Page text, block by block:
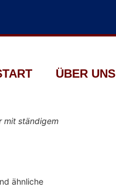
ÜBER UNS
mit ständigem
ähnliche